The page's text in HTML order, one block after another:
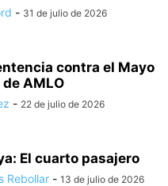
- 31 de julio de 2026
contra el Mayo
AMLO
- 22 de julio de 2026
El cuarto pasajero
Rebollar - 13 de julio de 2026